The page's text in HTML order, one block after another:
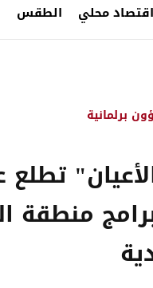
اقتصاد محلي الطقس
برلمانية
منطقة